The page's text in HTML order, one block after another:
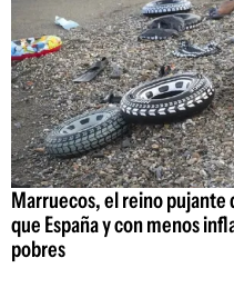
Marruecos, el reino pujante
que España y con menos
pobres